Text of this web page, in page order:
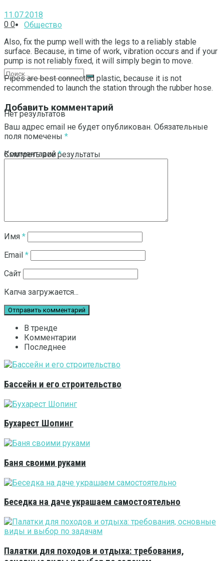
Общество
Нет результатов
Смотреть все результаты
11.07.2018
0 0
Also, fix the pump well with the legs to a reliably stable
surface. Because, in time of work, vibration occurs and if your
pump is not reliably fixed, it will simply begin to move.
Pipes are best connected plastic, because it is not
recommended to launch the station through the rubber hose.
Добавить комментарий
Ваш адрес email не будет опубликован. Обязательные
поля помечены *
Комментарий*
Имя *
Email *
Сайт
Капча загружается...
В тренде
Комментарии
Последнее
Бассейн и его строительство
Бухарест Шопинг
Баня своими руками
Беседка на даче украшаем самостоятельно
Палатки для походов и отдыха: требования,